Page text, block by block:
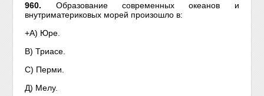
960. Образование современных океанов и
внутриматериковых морей произошло в:
+А) Юре.
В) Триасе.
С) Перми.
Д) Мелу.